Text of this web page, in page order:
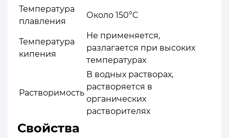
Температура
плавления
Около 150°C
Температура
кипения
Не применяется,
разлагается при высоких
температурах
Растворимость
В водных растворах,
растворяется в
органических
растворителях
Свойства